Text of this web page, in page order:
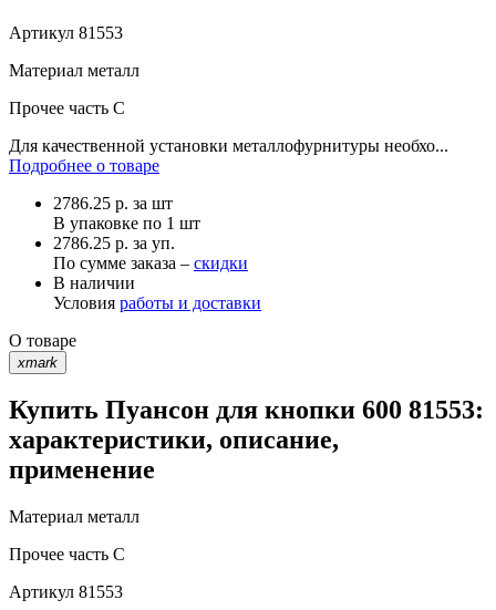
Артикул 81553
Материал металл
Прочее часть C
Для качественной установки металлофурнитуры необхо...
Подробнее о товаре
2786.25 р. за шт
В упаковке по 1 шт
2786.25 р. за уп.
По сумме заказа – скидки
В наличии
Условия работы и доставки
О товаре
xmark
Купить Пуансон для кнопки 600 81553:
характеристики, описание,
применение
Материал металл
Прочее часть C
Артикул 81553